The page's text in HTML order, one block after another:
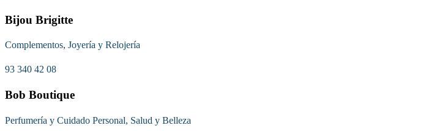
Bijou Brigitte
Complementos, Joyería y Relojería
93 340 42 08
Bob Boutique
Perfumería y Cuidado Personal, Salud y Belleza